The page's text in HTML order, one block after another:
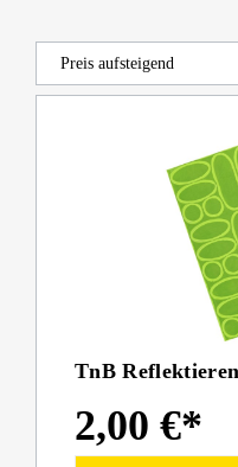
TnB
2,00 €*